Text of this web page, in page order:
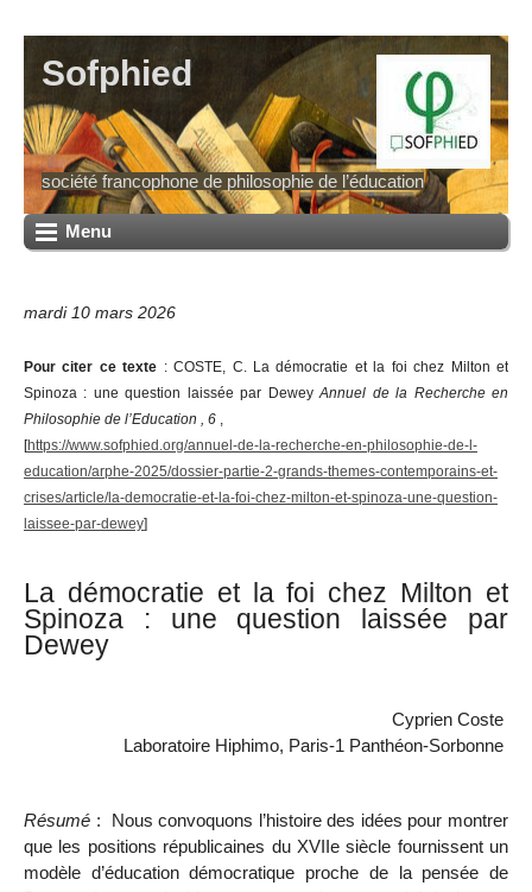
Sofphied
société francophone de philosophie de l’éducation
Menu
mardi 10 mars 2026
Pour citer ce texte : COSTE, C. La démocratie et la foi chez Milton et
Spinoza : une question laissée par DeweyAnnuel de la Recherche en
Philosophie de l’Education , 6
[https://www.sofphied.org/annuel-de-la-recherche-en-philosophie-de-l-
education/arphe-2025/dossier-partie-2-grands-themes-contemporains-et-
crises/article/la-democratie-et-la-foi-chez-milton-et-spinoza-une-question-
laissee-par-dewey]
La démocratie et la foi chez Milton et
Spinoza : une question laissée par
Dewey
Cyprien Coste
Laboratoire Hiphimo, Paris-1 Panthéon-Sorbonne
Résumé : Nous convoquons l’histoire des idées pour montrer
que les positions républicaines du XVIIesiècle fournissent un
modèle d’éducation démocratique proche de la pensée de